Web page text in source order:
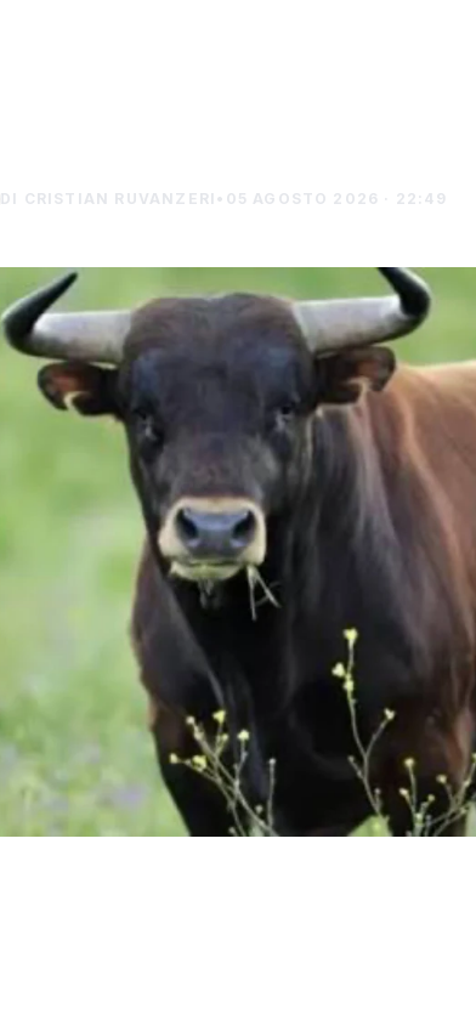
DI CRISTIAN RUVANZERI • 05 AGOSTO 2026 · 22:49